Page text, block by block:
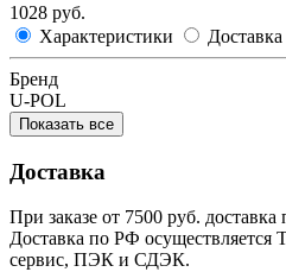
1028 руб.
Характеристики
Бренд
U-POL
Показать все
Доставка
При заказе от 7500 руб.
Доставка по РФ
сервис, ПЭК и СДЭК.